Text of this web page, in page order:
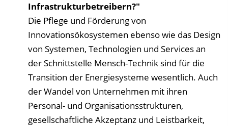
Infrastrukturbetreibern?"
Die Pflege und Förderung von
Innovationsökosystemen ebenso wie das Design
von Systemen, Technologien und Services an
der Schnittstelle Mensch-Technik sind für die
Transition der Energiesysteme wesentlich. Auch
der Wandel von Unternehmen mit ihren
Personal- und Organisationsstrukturen,
gesellschaftliche Akzeptanz und Leistbarkeit,